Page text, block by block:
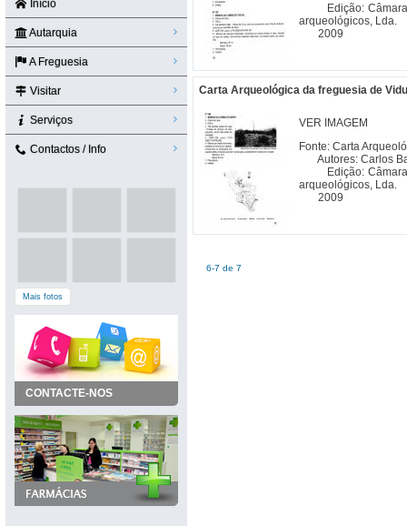
Início
Autarquia
A Freguesia
Visitar
Serviços
Contactos / Info
Mais fotos
CONTACTE-NOS
Edição: Câmara
arqueológicos, Lda.
2009
Carta Arqueológica da freguesia de
VER IMAGEM
Fonte: Carta
Autores: Carlos
Edição: Câmara
arqueológicos, Lda.
2009
6-7 de 7